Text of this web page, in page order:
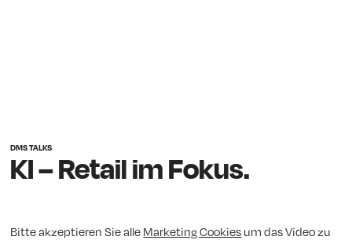
DMS TALKS
KI – Retail im Fokus.
Bitte akzeptieren Sie alle Marketing Cookies um das Video zu